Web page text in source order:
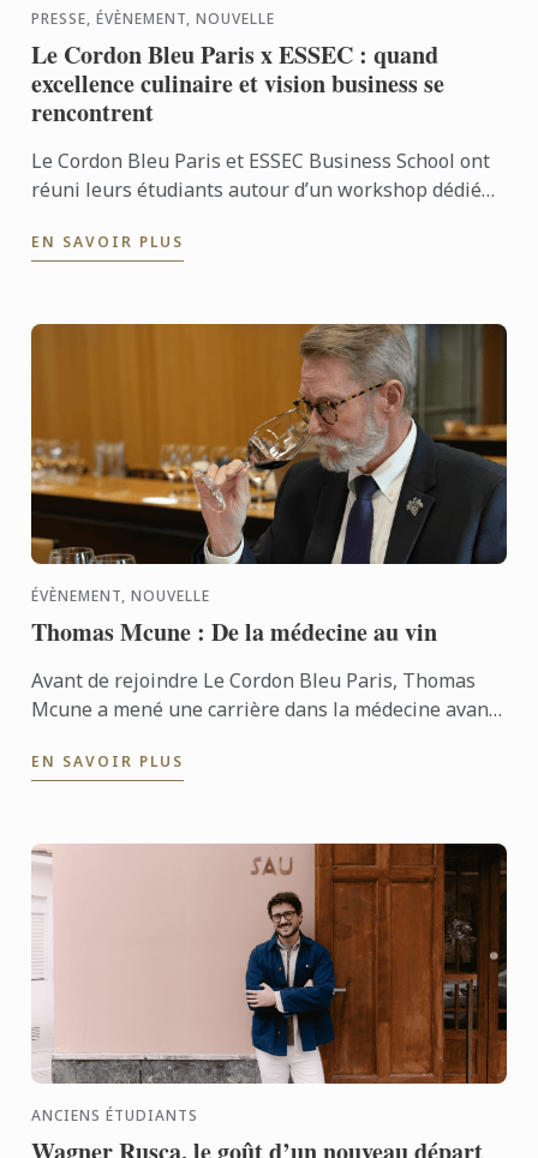
PRESSE, ÉVÈNEMENT, NOUVELLE
Le Cordon Bleu Paris x ESSEC : quand
excellence culinaire et vision business se
rencontrent
Le Cordon Bleu Paris et ESSEC Business School ont
réuni leurs étudiants autour d’un workshop dédié
ont ...
EN SAVOIR PLUS
ÉVÈNEMENT, NOUVELLE
Thomas Mcune : De la médecine au vin
Avant de rejoindre Le Cordon Bleu Paris, Thomas
Mcune a mené une carrière dans la médecine avant
...
EN SAVOIR PLUS
ANCIENS ÉTUDIANTS